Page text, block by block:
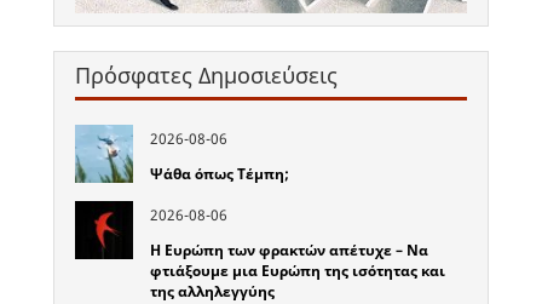
Πρόσφατες Δημοσιεύσεις
2026-08-06
Ψάθα όπως Τέμπη;
2026-08-06
Η Ευρώπη των φρακτών απέτυχε – Να
φτιάξουμε μια Ευρώπη της ισότητας και
της αλληλεγγύης